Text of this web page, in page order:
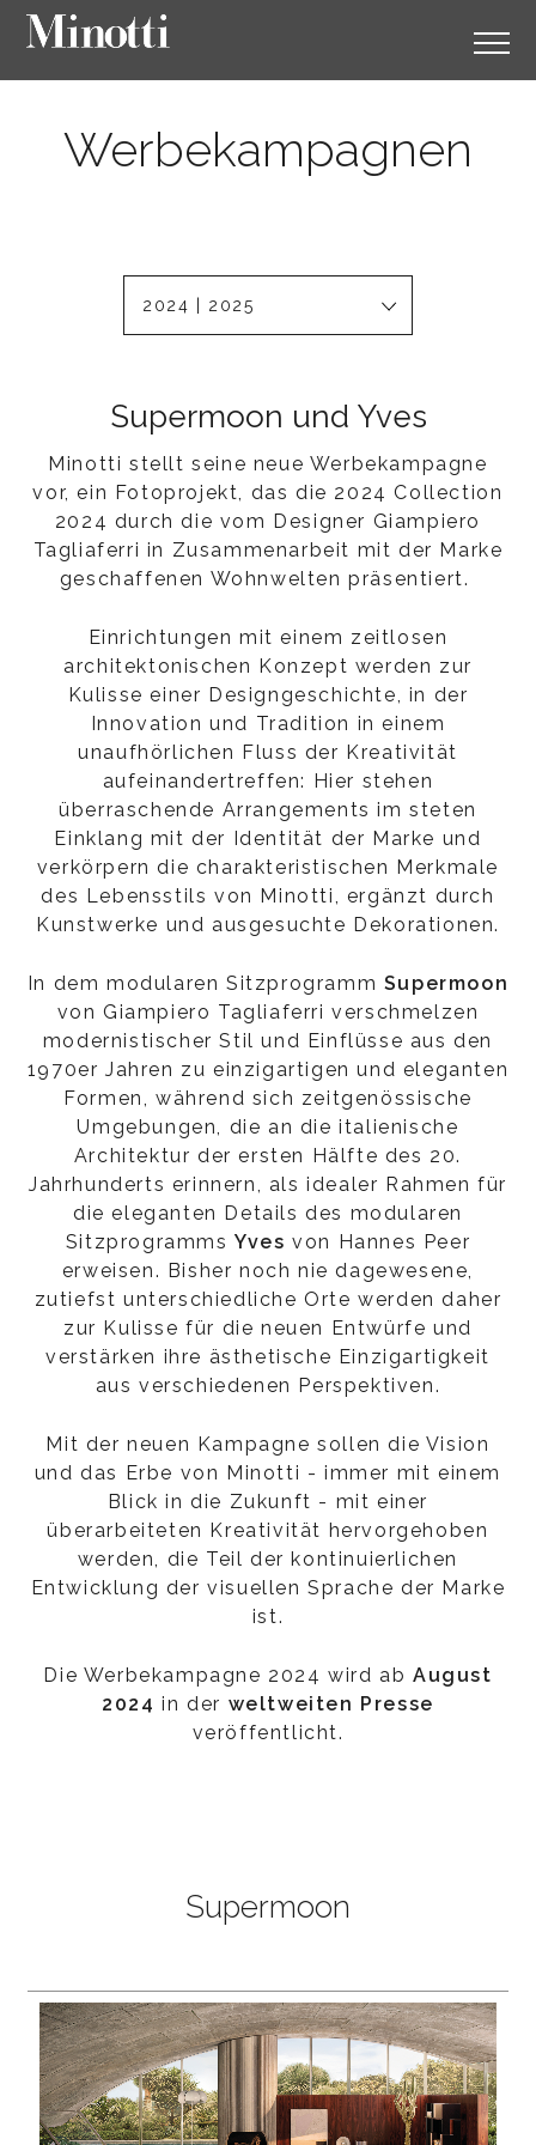
Werbekampagnen
2024 | 2025
Supermoon und Yves
Minotti stellt seine neue Werbekampagne
vor, ein Fotoprojekt, das die 2024 Collection
2024 durch die vom Designer Giampiero
Tagliaferri in Zusammenarbeit mit der Marke
geschaffenen Wohnwelten präsentiert.
Einrichtungen mit einem zeitlosen
architektonischen Konzept werden zur
Kulisse einer Designgeschichte, in der
Innovation und Tradition in einem
unaufhörlichen Fluss der Kreativität
aufeinandertreffen: Hier stehen
überraschende Arrangements im steten
Einklang mit der Identität der Marke und
verkörpern die charakteristischen Merkmale
des Lebensstils von Minotti, ergänzt durch
Kunstwerke und ausgesuchte Dekorationen.
In dem modularen Sitzprogramm Supermoon
von Giampiero Tagliaferri verschmelzen
modernistischer Stil und Einflüsse aus den
1970er Jahren zu einzigartigen und eleganten
Formen, während sich zeitgenössische
Umgebungen, die an die italienische
Architektur der ersten Hälfte des 20.
Jahrhunderts erinnern, als idealer Rahmen für
die eleganten Details des modularen
SitzprogrammsYves von Hannes Peer
erweisen. Bisher noch nie dagewesene,
zutiefst unterschiedliche Orte werden daher
zur Kulisse für die neuen Entwürfe und
verstärken ihre ästhetische Einzigartigkeit
aus verschiedenen Perspektiven.
Mit der neuen Kampagne sollen die Vision
und das Erbe von Minotti - immer mit einem
Blick in die Zukunft - mit einer
überarbeiteten Kreativität hervorgehoben
werden, die Teil der kontinuierlichen
Entwicklung der visuellen Sprache der Marke
ist.
Die Werbekampagne 2024 wird ab August
2024 in der weltweiten Presse
veröffentlicht.
Supermoon